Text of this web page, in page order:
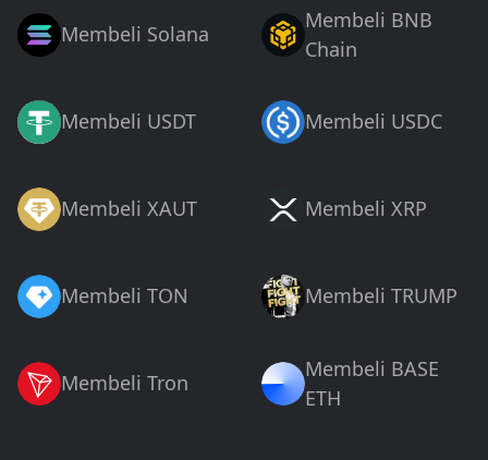
Membeli Solana
Membeli BNB
Chain
Membeli USDT Membeli USDC
Membeli XAUT Membeli XRP
Membeli TON Membeli TRUMP
Membeli Tron
Membeli BASE
ETH